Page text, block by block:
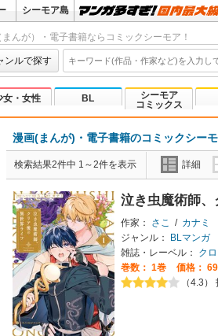
シーモア島
んが）・電子書籍ならコミックシーモア！
ンルで探す
女・女性 BL
シーモア
コミックス
漫画(まんが)・電子書籍のコミックシー
検索結果2件中 1～2件を表示 詳細
泣き虫魔術師
作家： さこ / カナミ
ジャンル：
BLマンガ
雑誌・レーベル：
ク
巻数： 1巻
価格：
（4.3